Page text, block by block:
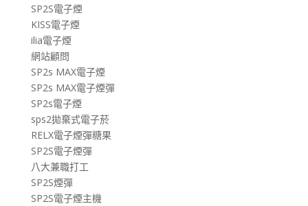
SP2S電子煙
KISS電子煙
ilia電子煙
網站顧問
SP2s MAX電子煙
SP2s MAX電子煙彈
SP2s電子煙
sps2拋棄式電子菸
RELX電子煙彈糖果
SP2S電子煙彈
八大兼職打工
SP2S煙彈
SP2S電子煙主機